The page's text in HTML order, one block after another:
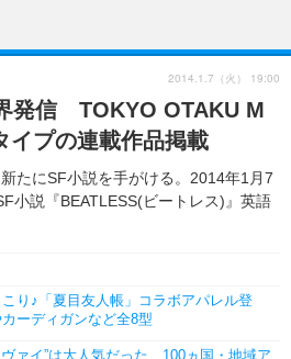
グッズ
海外
ビジネス
アーティスト
実写
イベント
座談会
ABEMA Cafe
発信 TOKYO OTAKU M
イプの連載作品掲載
たにSF小説を手がける。2014年1月7
小説『BEATLESS(ビートレス)』英語
り♪「夏目友人帳」コラボアパレル登
ーディガンなど全8型
ヴァイ”は大人気だった 100ヵ国・地域ア
2014.1.7（火） 19:00